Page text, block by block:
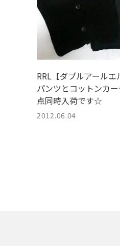
RRL【ダブルアール
パンツとコットンカ
点同時入荷です☆
2012.06.04